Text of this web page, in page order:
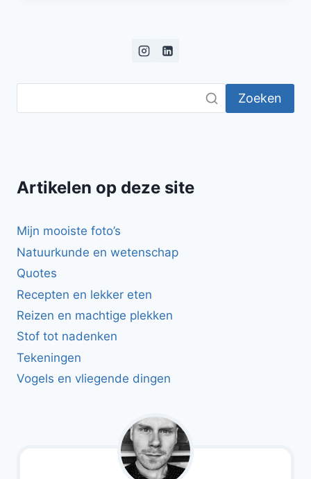
PIJNBOOMPITTEN
Zoeken
Artikelen op deze site
Mijn mooiste foto’s
Natuurkunde en wetenschap
Quotes
Recepten en lekker eten
Reizen en machtige plekken
Stof tot nadenken
Tekeningen
Vogels en vliegende dingen